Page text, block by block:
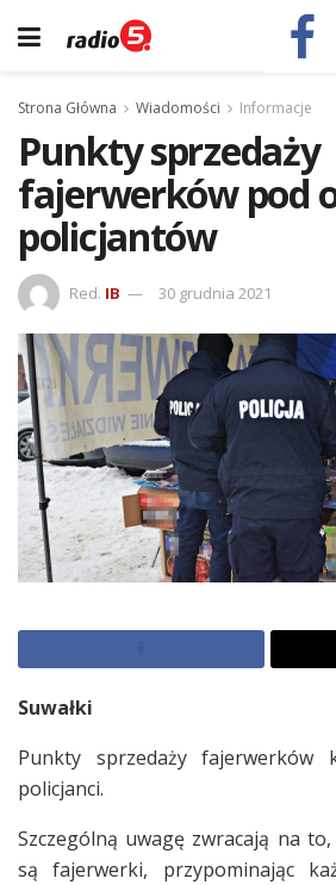
Strona Główna Wiadomości Informacje
Punkty sprzedaży
fajerwerków pod
policjantów
Red. IB 30 grudnia 2021
Suwałki
Punkty sprzedaży fajerwerków
policjanci.
Szczególną uwagę zwracają na
są fajerwerki, przypominając